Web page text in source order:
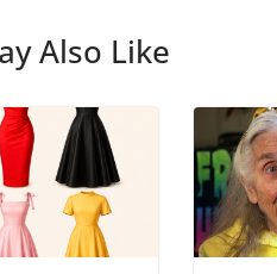
Also Like